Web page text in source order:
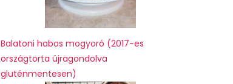
Balatoni habos mogyoró (2017-es
országtorta újragondolva
gluténmentesen)